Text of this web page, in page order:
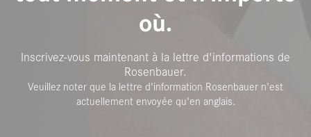
où.
Inscrivez-vous maintenant à la lettre d'informations de
Rosenbauer.
Veuillez noter que la lettre d'information Rosenbauer n'est
actuellement envoyée qu'en anglais.